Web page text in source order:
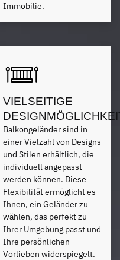
Immobilie.
VIELSEITIGE
Balkongeländer sind in
einer Vielzahl von Designs
und Stilen erhältlich, die
individuell angepasst
werden können. Diese
Flexibilität ermöglicht es
Ihnen, ein Geländer zu
wählen, das perfekt zu
Ihrer Umgebung passt und
Ihre persönlichen
Vorlieben widerspiegelt.